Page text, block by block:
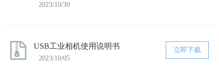
2023/10/30
立即下载
USB工业相机使用说明书
2023/10/05